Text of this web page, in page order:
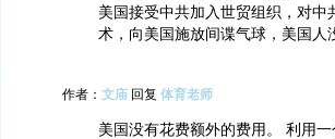
美国接受中共加入世贸组织，对
术，向美国施放间谍气球，美国
作者： 文庙 回复 体育老师
美国没有花费额外的费用。 利用